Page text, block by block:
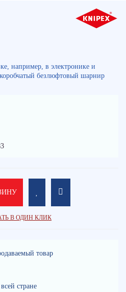
например, в электронике и
безлюфтовый шарнир
В ОДИН КЛИК
товар
стране